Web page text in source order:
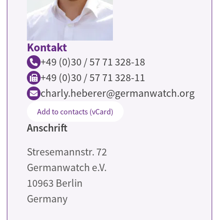
Kontakt
+49 (0)30 / 57 71 328-18
+49 (0)30 / 57 71 328-11
charly.heberer@germanwatch.org
Add to contacts (vCard)
Anschrift
Stresemannstr. 72
Germanwatch e.V.
10963 Berlin
Germany